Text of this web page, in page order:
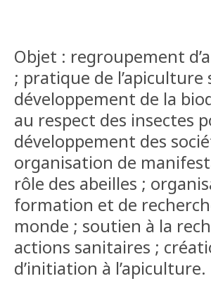
Objet : regroupement
; pratique de
développement de la
au respect des insectes
développement des
organisation de
rôle des abeilles ;
formation et de
monde ; soutien à la
actions sanitaires ;
d’initiation à l’apiculture.